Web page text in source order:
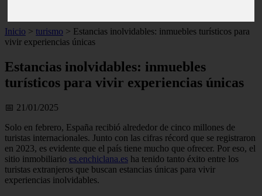
Inicio > turismo > Estancias inolvidables: inmuebles turísticos para
vivir experiencias únicas
Estancias inolvidables: inmuebles
turísticos para vivir experiencias únicas
📅 21/01/2025
Solo en febrero, España recibió alrededor de cinco millones de
turistas internacionales. Junto con las cifras récord que se registraron
en 2023, es evidente que el país tiene mucho que ofrecer. Por eso, el
sitio inmobiliario es.enchiclana.es ha tenido tanto éxito entre los
turistas extranjeros que buscan estancias únicas para vivir
experiencias inolvidables.